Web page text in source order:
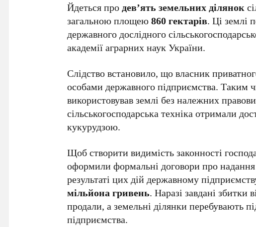
Йдеться продев’ять земельних ділянок
загальною площею860 гектарів. Ці землі
державного дослідного
академії аграрних наук України.
Слідство встановило, що власник
особами державного підприємства. Таким
використовував землі без належних
сільськогосподарська техніка отримали
кукурудзою.
Щоб створити видимість законності
оформили формальні договори про
результаті цих дій державному
мільйона гривень. Наразі завдані збитки
продали, а земельні ділянки перебувають
підприємства.